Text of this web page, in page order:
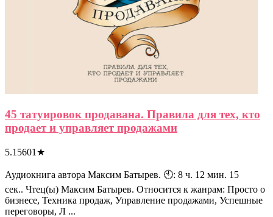
45 татуировок продавана. Правила для тех, кто
продает и управляет продажами
5.15601 ★
Аудиокнига автора Максим Батырев. 🕙: 8 ч. 12 мин. 15
сек.. Чтец(ы) Максим Батырев. Относится к жанрам: Просто о
бизнесе, Техника продаж, Управление продажами, Успешные
переговоры, Л ...